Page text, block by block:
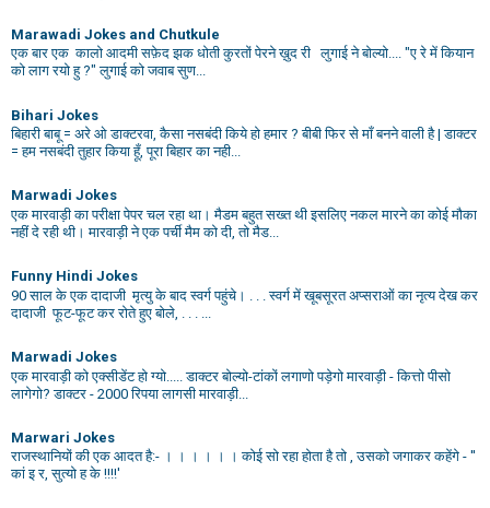
Marawadi Jokes and Chutkule
एक बार एक कालो आदमी सफ़ेद झक धोती कुरतों पेरने ख़ुद री लुगाई ने बोल्यो.... "ए रे में कियान
को लाग रयो हु ?" लुगाई को जवाब सुण...
Bihari Jokes
बिहारी बाबू = अरे ओ डाक्टरवा, कैसा नसबंदी किये हो हमार ? बीबी फिर से माँ बनने वाली है | डाक्टर
= हम नसबंदी तुहार किया हूँ, पूरा बिहार का नही...
Marwadi Jokes
एक मारवाड़ी का परीक्षा पेपर चल रहा था। मैडम बहुत सख्त थी इसलिए नकल मारने का कोई मौका
नहीं दे रही थी। मारवाड़ी ने एक पर्ची मैम को दी, तो मैड...
Funny Hindi Jokes
90 साल के एक दादाजी मृत्यु के बाद स्वर्ग पहुंचे। . . . स्वर्ग में खूबसूरत अप्सराओं का नृत्य देख कर
दादाजी फूट-फूट कर रोते हुए बोले, . . . ...
Marwadi Jokes
एक मारवाड़ी को एक्सीडेंट हो ग्यो..... डाक्टर बोल्यो-टांकों लगाणो पड़ेगो मारवाड़ी - कित्तो पीसो
लागेगो? डाक्टर - 2000 रिपया लागसी मारवाड़ी...
Marwari Jokes
राजस्थानियों की एक आदत है:- । । । । । । कोई सो रहा होता है तो , उसको जगाकर कहेंगे - ''
कां इ र, सुत्यो ह के !!!!'